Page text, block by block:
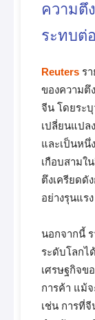
ความตึ
ระทบต่
Reuters ร
ของความตึ
จีน โดยระ
เปลี่ยนแปล
และเป็นหนึ่
เกือบสามใ
ตึงเครียดดั
อย่างรุนแรง
นอกจากนี้ ร
ระดับโลกไ
เศรษฐกิจข
การค้า แม้
เช่น การที่